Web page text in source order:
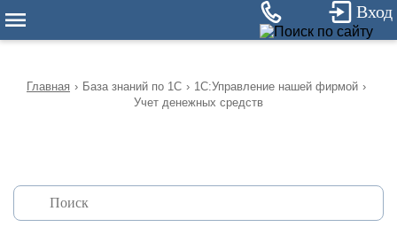
Вход
Главная › База знаний по 1С › 1С:Управление нашей фирмой ›
Учет денежных средств